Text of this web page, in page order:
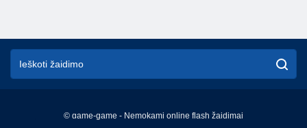
© game-game - Nemokami online flash žaidimai